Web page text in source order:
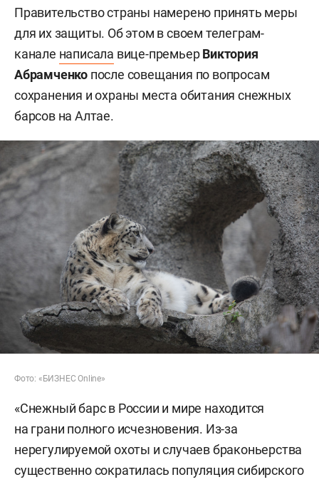
Правительство страны намерено принять меры
для их защиты. Об этом в своем телеграм-
канале написала вице-премьерВиктория
Абрамченко после совещания по вопросам
сохранения и охраны места обитания снежных
барсов на Алтае.
Фото: «БИЗНЕС Online»
«Снежный барс в России и мире находится
на грани полного исчезновения. Из-за
нерегулируемой охоты и случаев браконьерства
существенно сократилась популяция сибирского